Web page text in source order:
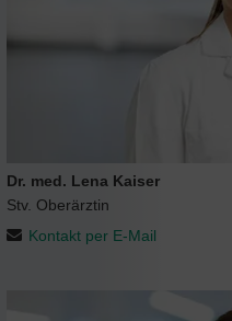
Dr. med. Lena Kaiser
Stv. Oberärztin
Kontakt per E-Mail